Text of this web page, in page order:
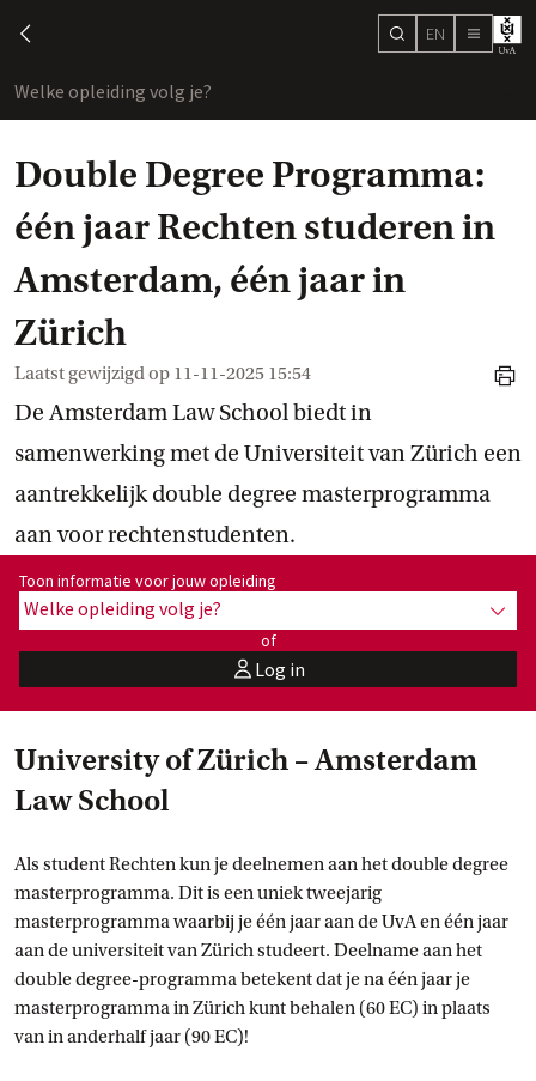
chevron-left search
EN menu
Welke opleiding volg je?
Double Degree Programma:
één jaar Rechten studeren in
Amsterdam, één jaar in
Zürich
Laatst gewijzigd op 11-11-2025 15:54
print
De Amsterdam Law School biedt in
samenwerking met de Universiteit van Zürich een
aantrekkelijk double degree masterprogramma
aan voor rechtenstudenten.
Toon informatie voor opleiding:
Toon informatie voor jouw opleiding
Welke opleiding volg je? toon
of
userLog in
University of Zürich – Amsterdam
Law School
Als student Rechten kun je deelnemen aan het double degree
masterprogramma. Dit is een uniek tweejarig
masterprogramma waarbij je één jaar aan de UvA en één jaar
aan de universiteit van Zürich studeert. Deelname aan het
double degree-programma betekent dat je na één jaar je
masterprogramma in Zürich kunt behalen (60 EC) in plaats
van in anderhalf jaar (90 EC)!